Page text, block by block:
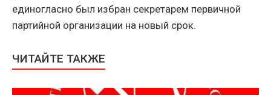
единогласно был избран секретарем первичной
партийной организации на новый срок.
ЧИТАЙТЕ ТАКЖЕ